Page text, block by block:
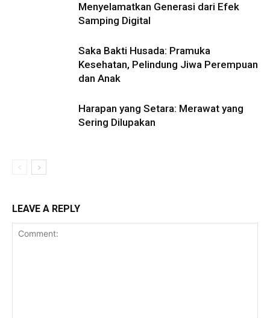
Menyelamatkan Generasi dari Efek
Samping Digital
Saka Bakti Husada: Pramuka
Kesehatan, Pelindung Jiwa Perempuan
dan Anak
Harapan yang Setara: Merawat yang
Sering Dilupakan
LEAVE A REPLY